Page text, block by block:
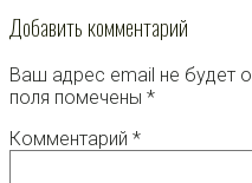
Добавить комментарий
Ваш адрес email не будет
поля помечены *
Комментарий *